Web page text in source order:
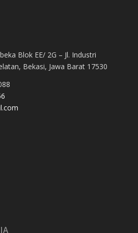
Blok EE/ 2G – Jl. Industri
Bekasi, Jawa Barat 17530